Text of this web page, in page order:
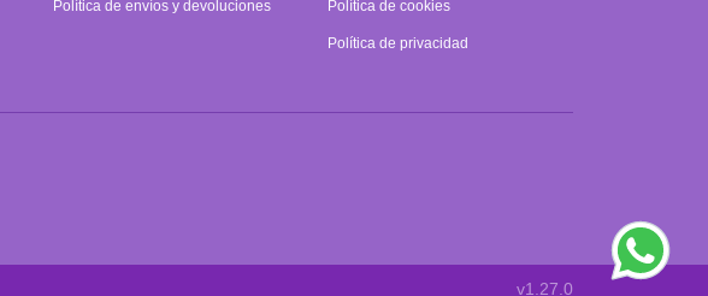
Política de envíos y devoluciones Política de cookies
Política de privacidad
v1.27.0